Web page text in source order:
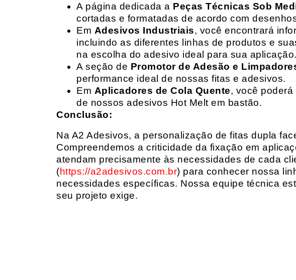
A página dedicada a Peças Técnicas Sob
cortadas e formatadas de acordo com
Em Adesivos Industriais, você encontrará
incluindo as diferentes linhas de produtos e
na escolha do adesivo ideal para sua aplicação.
A seção de Promotor de Adesão e
performance ideal de nossas fitas e adesivos.
Em Aplicadores de Cola Quente, você
de nossos adesivos Hot Melt em bastão.
Conclusão:
Na A2 Adesivos, a personalização de fitas dupla
Compreendemos a criticidade da fixação em
atendam precisamente às necessidades de cada
(https://a2adesivos.com.br) para conhecer nossa
necessidades específicas. Nossa equipe técnica
seu projeto exige.